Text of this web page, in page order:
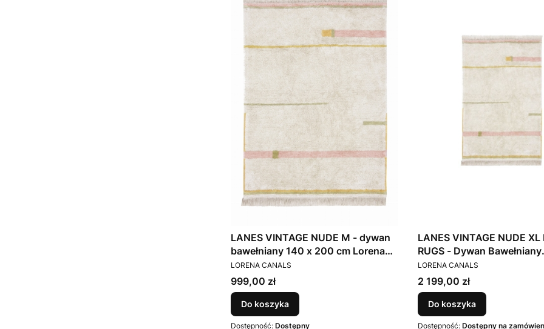
LANES VINTAGE NUDE M - dywan
bawełniany 140 x 200 cm Lorena
Canals
PRODUCENT
LORENA CANALS
Cena
999,00 zł
Do koszyka
Dostępność: Dostępny
LANES VINTAGE NUDE
RUGS - Dywan Bawełniany
200x300 cm Lorena
PRODUCENT
LORENA CANALS
Cena
2 199,00 zł
Do koszyka
Dostępność: Dostępny na